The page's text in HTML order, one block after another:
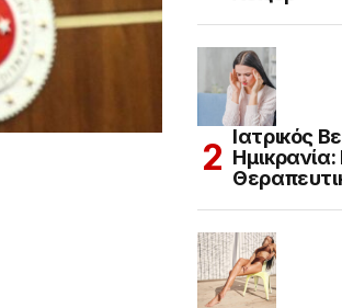
Ιατρικός